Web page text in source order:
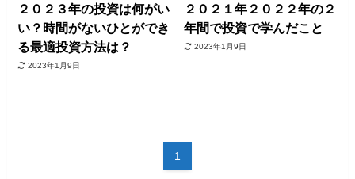
２０２３年の投資は何がい
い？時間がないひとができ
る最適投資方法は？
2023年1月9日
２０２１年２０２２年の２
年間で投資で学んだこと
2023年1月9日
1